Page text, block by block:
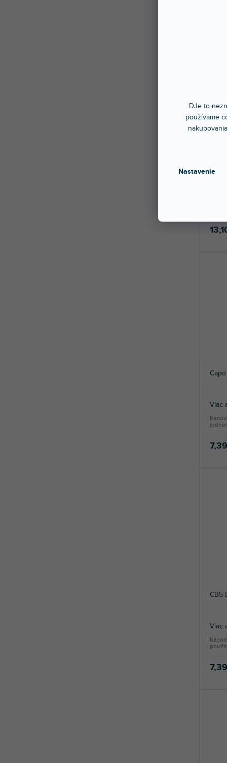
DJe to
používame
Nastavenie
Viac
CB5
Viac